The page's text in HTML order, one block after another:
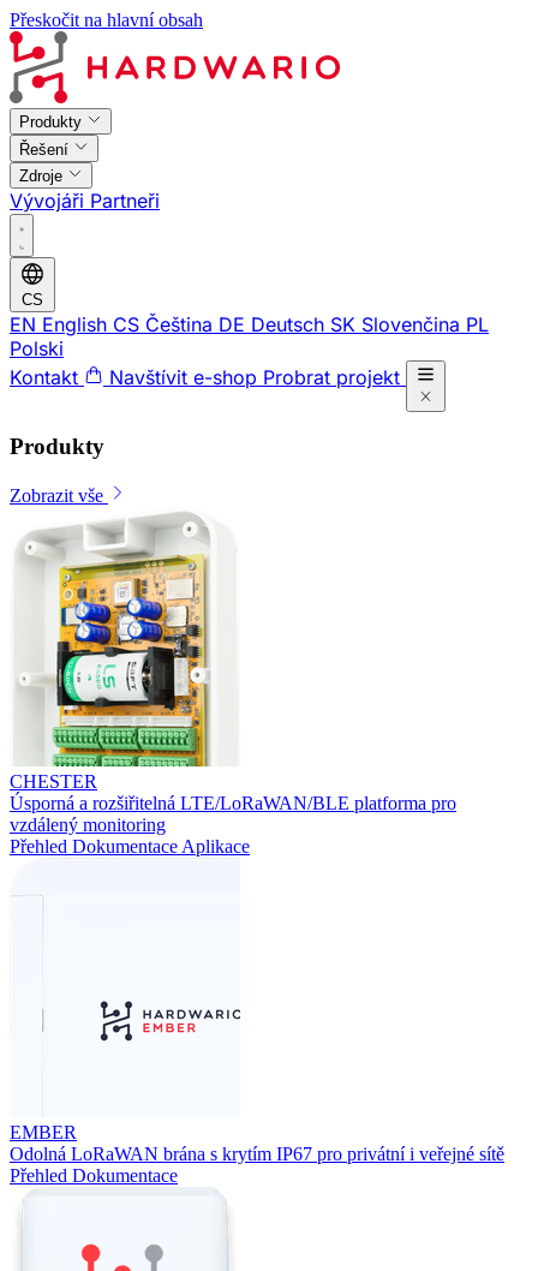
Přeskočit na hlavní obsah
Produkty
Řešení
Zdroje
Vývojáři Partneři
CS
EN English CS Čeština DE Deutsch SK Slovenčina PL
Polski
Kontakt
Navštívit e-shop Probrat projekt
Produkty
Zobrazit vše
CHESTER
Úsporná a rozšiřitelná LTE/LoRaWAN/BLE platforma pro
vzdálený monitoring
Přehled Dokumentace Aplikace
EMBER
Odolná LoRaWAN brána s krytím IP67 pro privátní i veřejné sítě
Přehled Dokumentace